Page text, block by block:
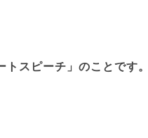
スピーチ」のことです。